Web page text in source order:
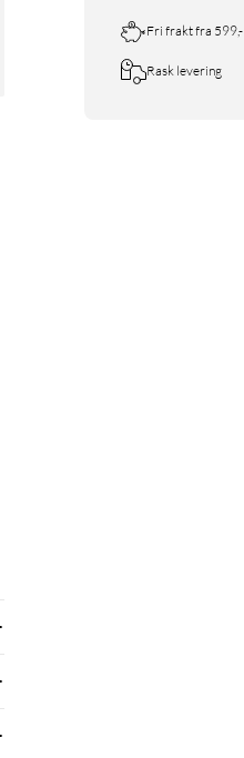
Fri frakt fra 599,-
Rask levering